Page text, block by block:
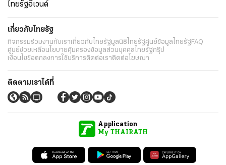
ไทยรัฐอีเวนต์
เกี่ยวกับไทยรัฐ
กิจกรรมร่วมงานกับเราเกี่ยวกับไทยรัฐมูลนิธิไทยรัฐศูนย์ข้อมูลไทยรัฐFAQ
ศูนย์ช่วยเหลือนโยบายคุ้มครองข้อมูลส่วนบุคคลไทยรัฐกรุ๊ป
เงื่อนไขข้อตกลงการใช้บริการติดต่อเราติดต่อโฆษณา
ติดตามเราได้ที่
Application
My THAIRATH